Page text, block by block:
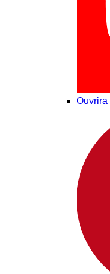
Ouvrira